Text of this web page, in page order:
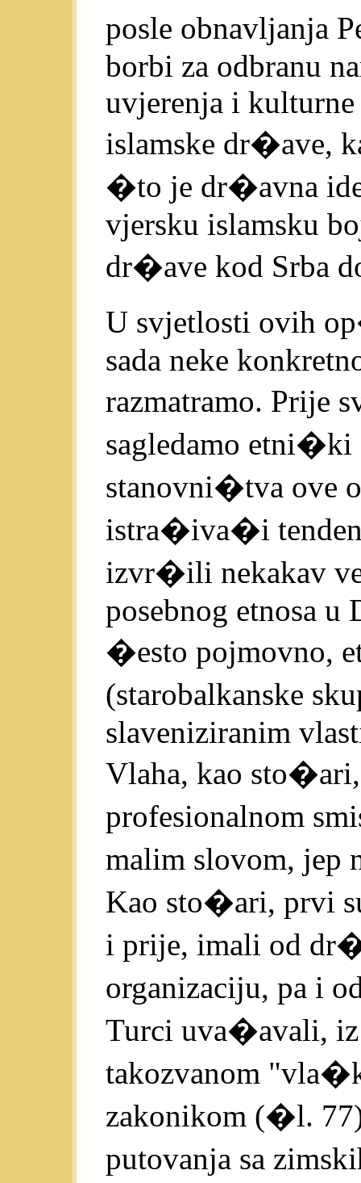
posle obnavljanja
borbi za odbranu
uvjerenja i
islamske dr�ave,
�to je dr�avna
vjersku islamsku
dr�ave kod Srba
U svjetlosti ovih
sada neke
razmatramo. Prije
sagledamo etni�ki
stanovni�tva ove
istra�iva�i
izvr�ili nekakav
posebnog etnosa
�esto pojmovno,
(starobalkanske
slaveniziranim
Vlaha, kao
profesionalnom
malim slovom, jep
Kao sto�ari, prvi
i prije, imali od
organizaciju, pa i
Turci uva�avali, iz
takozvanom
zakonikom (�l.
putovanja sa